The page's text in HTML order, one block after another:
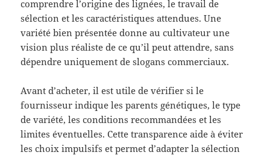
comprendre l’origine des lignées, le travail de
sélection et les caractéristiques attendues. Une
variété bien présentée donne au cultivateur une
vision plus réaliste de ce qu’il peut attendre, sans
dépendre uniquement de slogans commerciaux.
Avant d’acheter, il est utile de vérifier si le
fournisseur indique les parents génétiques, le type
de variété, les conditions recommandées et les
limites éventuelles. Cette transparence aide à éviter
les choix impulsifs et permet d’adapter la sélection